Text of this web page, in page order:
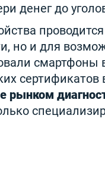
денег до
но и для
рынком